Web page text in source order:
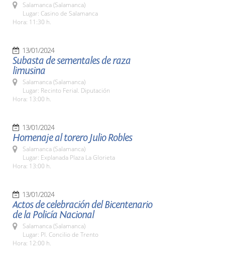
Salamanca (Salamanca)
Lugar: Casino de Salamanca
Hora: 11:30 h.
13/01/2024
Subasta de sementales de raza
limusina
Salamanca (Salamanca)
Lugar: Recinto Ferial. Diputación
Hora: 13:00 h.
13/01/2024
Homenaje al torero Julio Robles
Salamanca (Salamanca)
Lugar: Explanada Plaza La Glorieta
Hora: 13:00 h.
13/01/2024
Actos de celebración del Bicentenario
de la Policía Nacional
Salamanca (Salamanca)
Lugar: Pl. Concilio de Trento
Hora: 12:00 h.